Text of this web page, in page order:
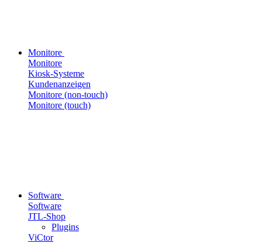
Monitore
Monitore
Kiosk-Systeme
Kundenanzeigen
Monitore (non-touch)
Monitore (touch)
Software
Software
JTL-Shop
Plugins
ViCtor